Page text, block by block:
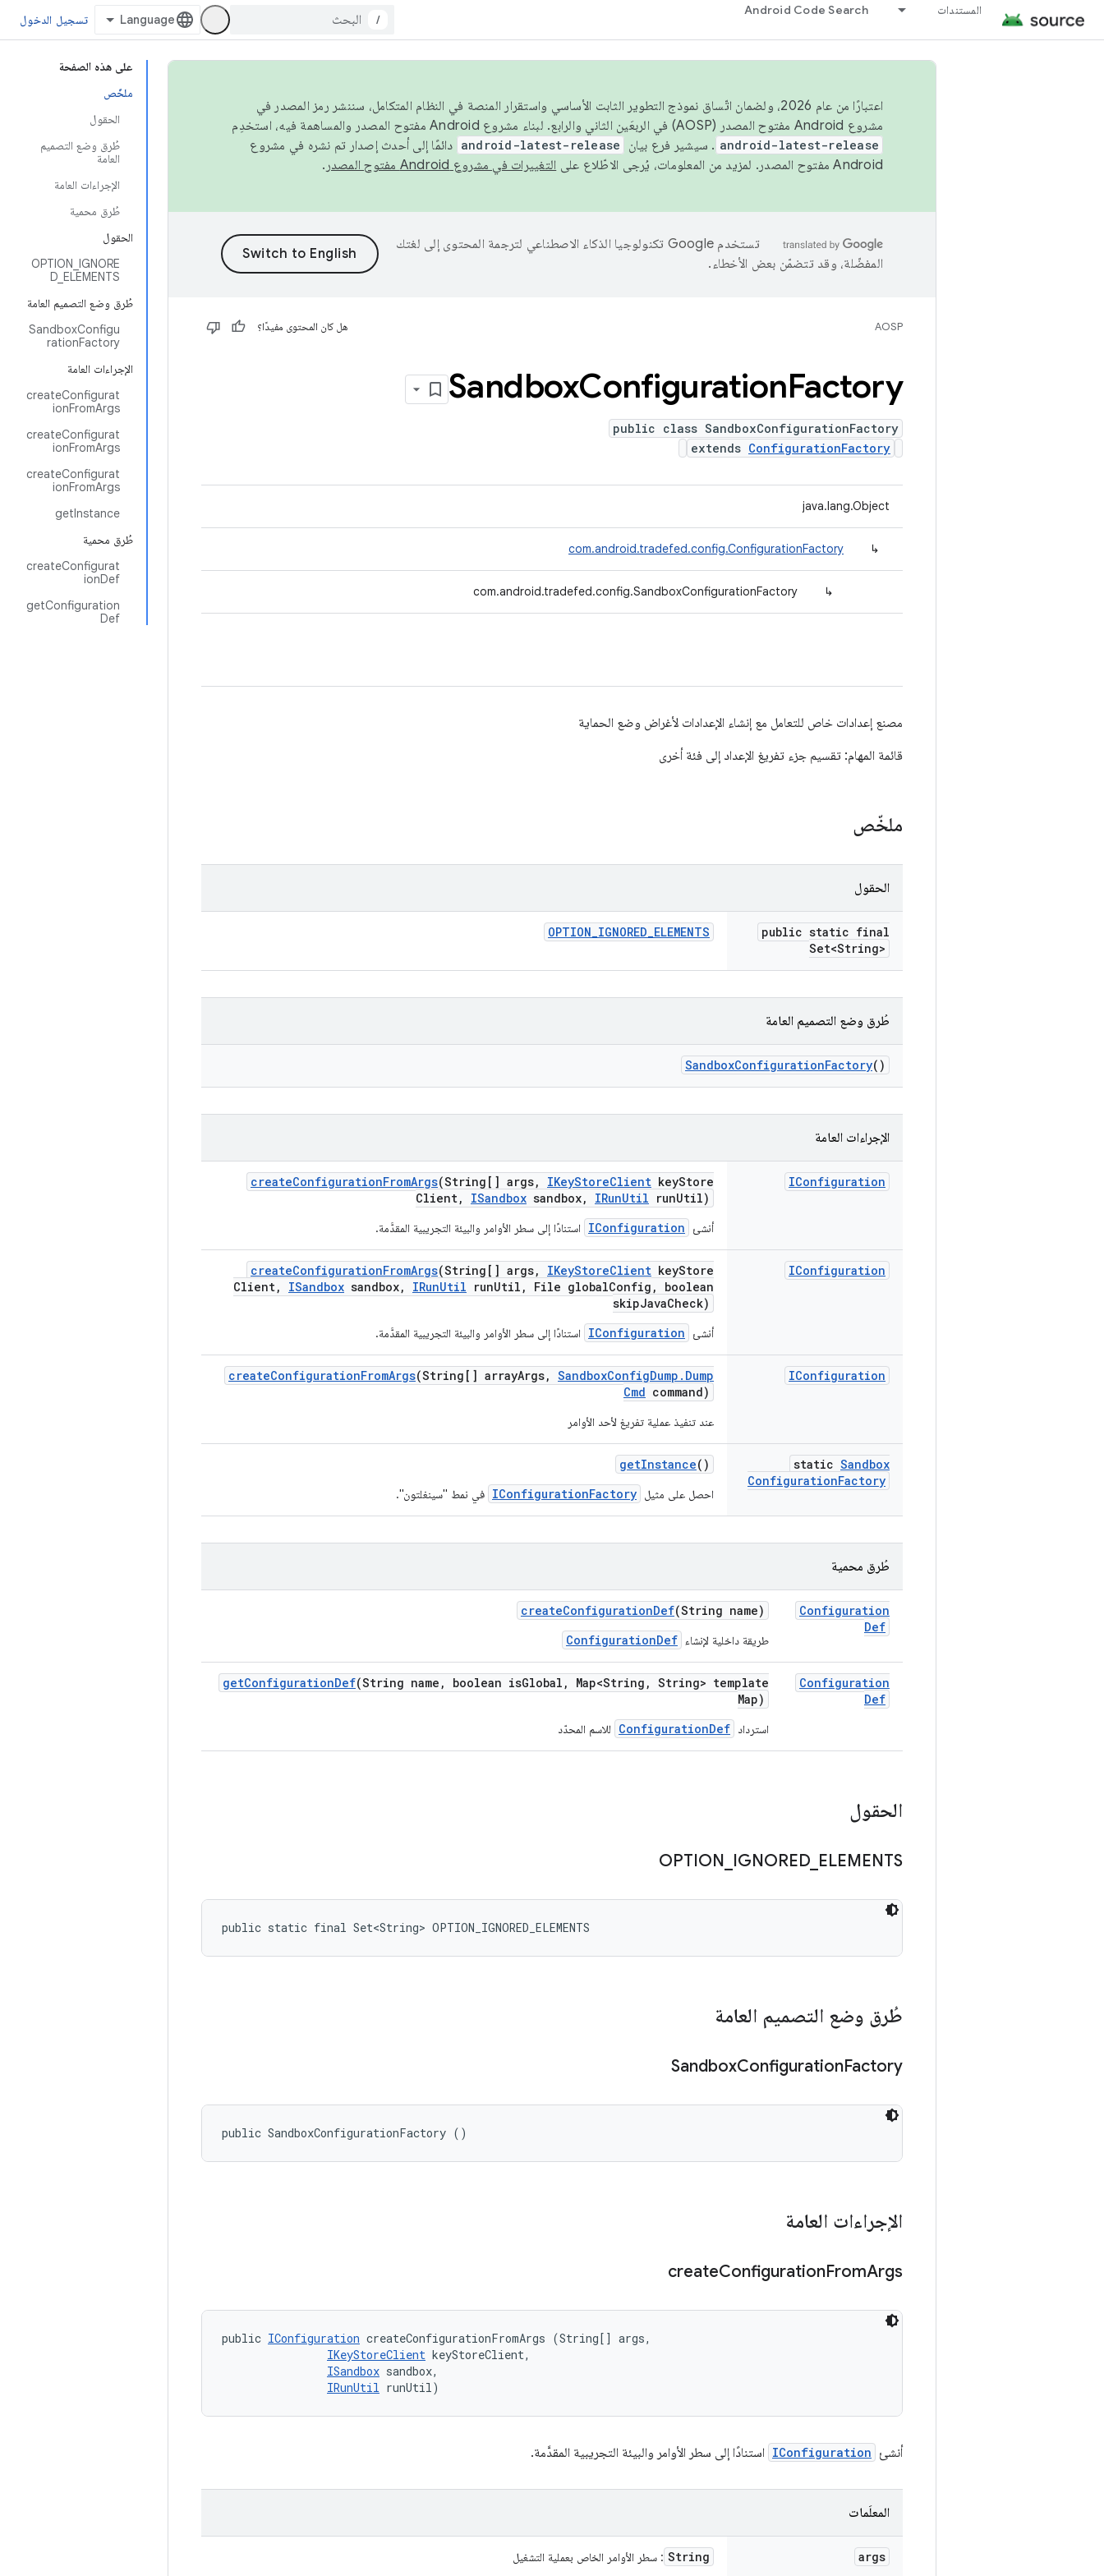
المستندات Android Code Search
/ تسجيل الدخول
على هذه الصفحة
ملخّص
الحقول
طُرق وضع التصميم
العامة
الإجراءات العامة
طُرق محمية
الحقول
OPTION_IGNORE
D_ELEMENTS
طُرق وضع التصميم العامة
SandboxConfigu
rationFactory
الإجراءات العامة
createConfigurat
ionFromArgs
createConfigurat
ionFromArgs
createConfigurat
ionFromArgs
getInstance
طُرق محمية
createConfigurat
ionDef
getConfiguration
Def
اعتبارًا من عام 2026، ولضمان اتّساق نموذج التطوير الثابت الأساسي واستقرار المنصة في النظام المتكامل، سننشر رمز المصدر في
مشروع Android مفتوح المصدر (AOSP) في الربعَين الثاني والرابع. لبناء مشروع Android مفتوح المصدر والمساهمة فيه، استخدِم
android-latest-release . سيشير فرع بيان android-latest-release دائمًا إلى أحدث إصدار تم نشره في مشروع
Android مفتوح المصدر. لمزيد من المعلومات، يُرجى الاطّلاع على
التغييرات في مشروع Android مفتوح المصدر .
تستخدم Google تكنولوجيا الذكاء الاصطناعي لترجمة المحتوى إلى لغتك
المفضّلة، وقد تتضمّن بعض الأخطاء.
AOSP هل كان المحتوى مفيدًا؟
SandboxConfigurationFactory
public class SandboxConfigurationFactory
extends ConfigurationFactory
java.lang.Object
↳
com.android.tradefed.config.ConfigurationFactory
↳
com.android.tradefed.config.SandboxConfigurationFactory
مصنع إعدادات خاص للتعامل مع إنشاء الإعدادات لأغراض وضع الحماية
قائمة المهام: تقسيم جزء تفريغ الإعداد إلى فئة أخرى
ملخّص
الحقول
public static final
Set<String>
OPTION_IGNORED_ELEMENTS
طُرق وضع التصميم العامة
SandboxConfigurationFactory()
الإجراءات العامة
IConfiguration
createConfigurationFromArgs(String[] args, IKeyStoreClient keyStore
Client, ISandbox sandbox, IRunUtil runUtil)
أنشئ IConfiguration استنادًا إلى سطر الأوامر والبيئة التجريبية المقدَّمة.
IConfiguration
createConfigurationFromArgs(String[] args, IKeyStoreClient keyStore
Client, ISandbox sandbox, IRunUtil runUtil , File globalConfig ,
boolean
skipJavaCheck)
أنشئ IConfiguration استنادًا إلى سطر الأوامر والبيئة التجريبية المقدَّمة.
IConfiguration
createConfigurationFromArgs(String[] arrayArgs, SandboxConfigDump . Dump
Cmd command)
عند تنفيذ عملية تفريغ لأحد الأوامر
static Sandbox
ConfigurationFactory
getInstance()
احصل على مثيل IConfigurationFactory في نمط "سينغلتون".
طُرق محمية
Configuration
Def
createConfigurationDef(String name)
طريقة داخلية لإنشاء ConfigurationDef
Configuration
Def
getConfigurationDef(String name , boolean isGlobal , Map<String , String> template
Map)
استرداد ConfigurationDef للاسم المحدّد
الحقول
OPTION IGNORED ELEMENTS
public static final Set<String> OPTION_IGNORED_ELEMENTS
طُرق وضع التصميم العامة
SandboxConfigurationFactory
public SandboxConfigurationFactory ()
الإجراءات العامة
createConfigurationFromArgs
public IConfiguration createConfigurationFromArgs (String[] args,
IKeyStoreClient keyStoreClient,
ISandbox sandbox,
IRunUtil runUtil)
أنشئ IConfiguration استنادًا إلى سطر الأوامر والبيئة التجريبية المقدَّمة.
المعلَمات
args
String : سطر الأوامر الخاص بعملية التشغيل